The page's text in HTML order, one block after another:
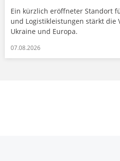
Ein kürzlich eröffneter Standort
und Logistikleistungen stärkt die
Ukraine und Europa.
07.08.2026